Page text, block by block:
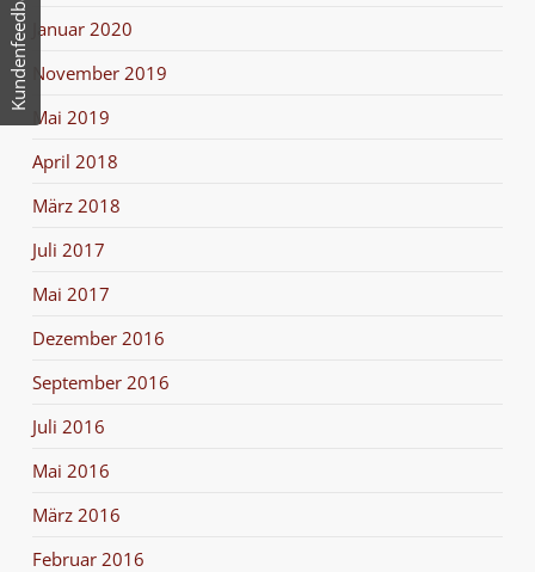
Januar 2020
November 2019
Mai 2019
April 2018
März 2018
Juli 2017
Mai 2017
Dezember 2016
September 2016
Juli 2016
Mai 2016
März 2016
Februar 2016
Kundenfeedback